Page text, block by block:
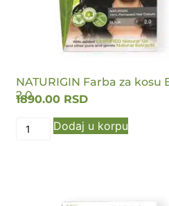
NATURIGIN Farba za kosu
2.0
1890.00 RSD
Dodaj u korpu